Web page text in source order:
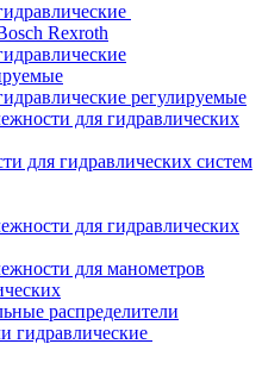
Rexroth
регулируемые
для гидравлических
для гидравлических систем
для гидравлических
для манометров
распределители
гидравлические